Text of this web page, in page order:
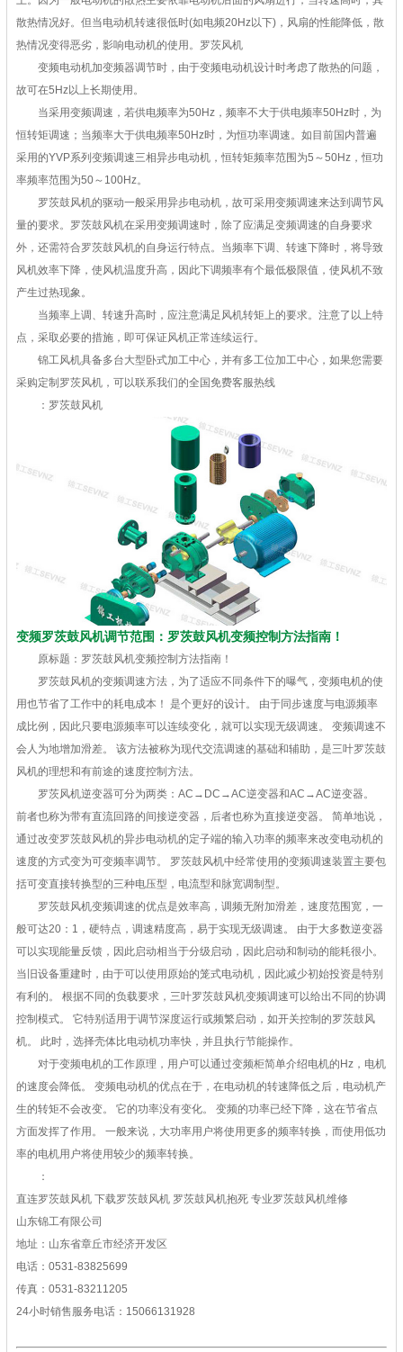
散热情况好。但当电动机转速很低时(如电频20Hz以下)，风扇的性能降低，散
热情况变得恶劣，影响电动机的使用。罗茨风机
变频电动机加变频器调节时，由于变频电动机设计时考虑了散热的问题，
故可在5Hz以上长期使用。
当采用变频调速，若供电频率为50Hz，频率不大于供电频率50Hz时，为
恒转矩调速；当频率大于供电频率50Hz时，为恒功率调速。如目前国内普遍
采用的YVP系列变频调速三相异步电动机，恒转矩频率范围为5～50Hz，恒功
率频率范围为50～100Hz。
罗茨鼓风机的驱动一般采用异步电动机，故可采用变频调速来达到调节风
量的要求。罗茨鼓风机在采用变频调速时，除了应满足变频调速的自身要求
外，还需符合罗茨鼓风机的自身运行特点。当频率下调、转速下降时，将导致
风机效率下降，使风机温度升高，因此下调频率有个最低极限值，使风机不致
产生过热现象。
当频率上调、转速升高时，应注意满足风机转矩上的要求。注意了以上特
点，采取必要的措施，即可保证风机正常连续运行。
锦工风机具备多台大型卧式加工中心，并有多工位加工中心，如果您需要
采购定制罗茨风机，可以联系我们的全国免费客服热线
：罗茨鼓风机
变频罗茨鼓风机调节范围：罗茨鼓风机变频控制方法指南！
原标题：罗茨鼓风机变频控制方法指南！
罗茨鼓风机的变频调速方法，为了适应不同条件下的曝气，变频电机的使
用也节省了工作中的耗电成本！ 是个更好的设计。 由于同步速度与电源频率
成比例，因此只要电源频率可以连续变化，就可以实现无级调速。 变频调速不
会人为地增加滑差。 该方法被称为现代交流调速的基础和辅助，是三叶罗茨鼓
风机的理想和有前途的速度控制方法。
罗茨风机逆变器可分为两类：AC→DC→AC逆变器和AC→AC逆变器。
前者也称为带有直流回路的间接逆变器，后者也称为直接逆变器。 简单地说，
通过改变罗茨鼓风机的异步电动机的定子端的输入功率的频率来改变电动机的
速度的方式变为可变频率调节。 罗茨鼓风机中经常使用的变频调速装置主要包
括可变直接转换型的三种电压型，电流型和脉宽调制型。
罗茨鼓风机变频调速的优点是效率高，调频无附加滑差，速度范围宽，一
般可达20：1，硬特点，调速精度高，易于实现无级调速。 由于大多数逆变器
可以实现能量反馈，因此启动相当于分级启动，因此启动和制动的能耗很小。
当旧设备重建时，由于可以使用原始的笼式电动机，因此减少初始投资是特别
有利的。 根据不同的负载要求，三叶罗茨鼓风机变频调速可以给出不同的协调
控制模式。 它特别适用于调节深度运行或频繁启动，如开关控制的罗茨鼓风
机。 此时，选择壳体比电动机功率快，并且执行节能操作。
对于变频电机的工作原理，用户可以通过变频柜简单介绍电机的Hz，电机
的速度会降低。 变频电动机的优点在于，在电动机的转速降低之后，电动机产
生的转矩不会改变。 它的功率没有变化。 变频的功率已经下降，这在节省点
方面发挥了作用。 一般来说，大功率用户将使用更多的频率转换，而使用低功
率的电机用户将使用较少的频率转换。
：
直连罗茨鼓风机 下载罗茨鼓风机 罗茨鼓风机抱死 专业罗茨鼓风机维修
山东锦工有限公司
地址：山东省章丘市经济开发区
电话：0531-83825699
传真：0531-83211205
24小时销售服务电话：15066131928